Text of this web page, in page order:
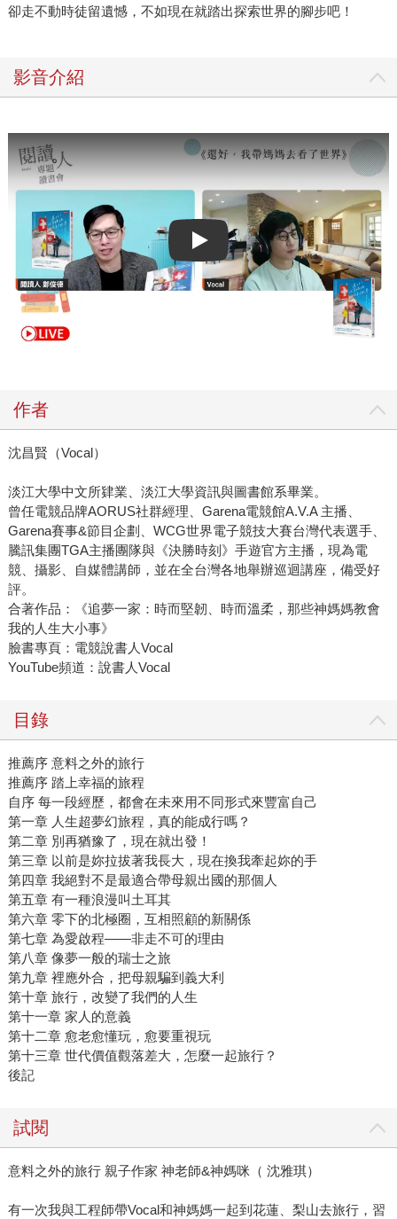
卻走不動時徒留遺憾，不如現在就踏出探索世界的腳步吧！
影音介紹
Play video
作者
沈昌賢（Vocal）
淡江大學中文所肄業、淡江大學資訊與圖書館系畢業。
曾任電競品牌AORUS社群經理、Garena電競館A.V.A 主播、
Garena賽事&節目企劃、WCG世界電子競技大賽台灣代表選手、
騰訊集團TGA主播團隊與《決勝時刻》手遊官方主播，現為電
競、攝影、自媒體講師，並在全台灣各地舉辦巡迴講座，備受好
評。
合著作品：《追夢一家：時而堅韌、時而溫柔，那些神媽媽教會
我的人生大小事》
臉書專頁：電競說書人Vocal
YouTube頻道：說書人Vocal
目錄
推薦序 意料之外的旅行
推薦序 踏上幸福的旅程
自序 每一段經歷，都會在未來用不同形式來豐富自己
第一章 人生超夢幻旅程，真的能成行嗎？
第二章 別再猶豫了，現在就出發！
第三章 以前是妳拉拔著我長大，現在換我牽起妳的手
第四章 我絕對不是最適合帶母親出國的那個人
第五章 有一種浪漫叫土耳其
第六章 零下的北極圈，互相照顧的新關係
第七章 為愛啟程——非走不可的理由
第八章 像夢一般的瑞士之旅
第九章 裡應外合，把母親騙到義大利
第十章 旅行，改變了我們的人生
第十一章 家人的意義
第十二章 愈老愈懂玩，愈要重視玩
第十三章 世代價值觀落差大，怎麼一起旅行？
後記
試閱
意料之外的旅行 親子作家 神老師&神媽咪（ 沈雅琪）
有一次我與工程師帶Vocal和神媽媽一起到花蓮、梨山去旅行，習